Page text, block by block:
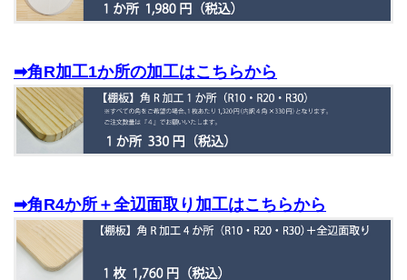
➡角R加工1か所の加工はこちらから
➡角R4か所＋全辺面取り加工はこちらから